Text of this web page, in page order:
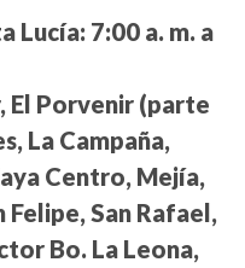
Lucía: 7:00 a. m. a
El Porvenir (parte
La Campaña,
Centro, Mejía,
Felipe, San Rafael,
Bo. La Leona,